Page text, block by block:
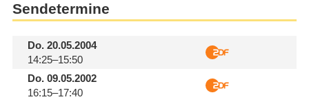
Sendetermine
Do.20.05.2004
14:25–15:50
Do.09.05.2002
16:15–17:40